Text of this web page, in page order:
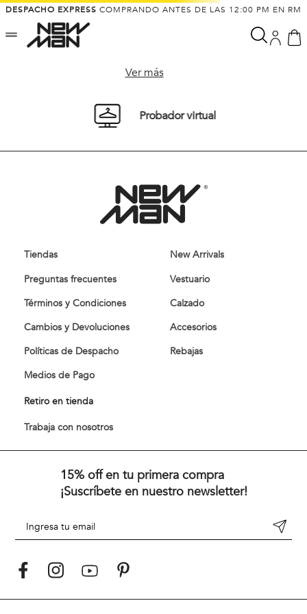
DESPACHO EXPRESS COMPRANDO ANTES DE LAS 12:00 PM EN RM
Ver más
Probador virtual
Tiendas
Preguntas frecuentes
Términos y Condiciones
Cambios y Devoluciones
Políticas de Despacho
Medios de Pago
Retiro en tienda
Trabaja con nosotros
New Arrivals
Vestuario
Calzado
Accesorios
Rebajas
15% off en tu primera compra
¡Suscríbete en nuestro newsletter!